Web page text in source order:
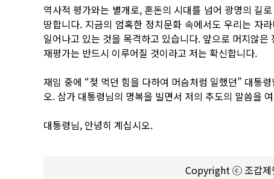
역사적 평가와는 별개로, 혼돈의 시대를 넘어 광명의 길
땅합니다. 지금의 엄혹한 정치문화 속에서도 우리는 자
일어나고 있는 것을 목격하고 있습니다. 앞으로 머지않
재평가는 반드시 이루어질 것이라고 저는 확신합니다.
재임 중에 “젖 먹던 힘을 다하여 머슴처럼 일했던” 대통
오. 삼가 대통령님의 명복을 빌면서 저의 추도의 말씀을
대통령님, 안녕히 계십시오.
Copyright ⓒ 조갑제